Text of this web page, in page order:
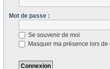
Mot de passe :
Se souvenir de moi
Masquer ma présence lors de